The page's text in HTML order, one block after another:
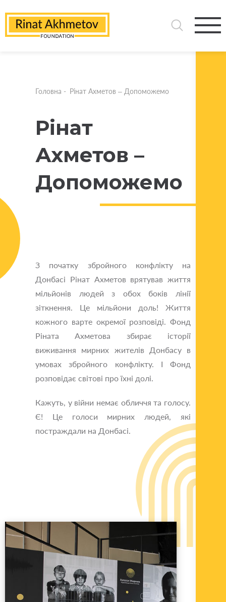
Головна - Рінат Ахметов – Допоможемо
Рінат
Ахметов –
Допоможемо
З початку збройного конфлікту на
Донбасі Рінат Ахметов врятував життя
мільйонів людей з обох боків лінії
зіткнення. Це мільйони доль! Життя
кожного варте окремої розповіді. Фонд
Ріната Ахметова збирає історії
виживання мирних жителів Донбасу в
умовах збройного конфлікту. І Фонд
розповідає світові про їхні долі.
Кажуть, у війни немає обличчя та голосу.
Є! Це голоси мирних людей, які
постраждали на Донбасі.